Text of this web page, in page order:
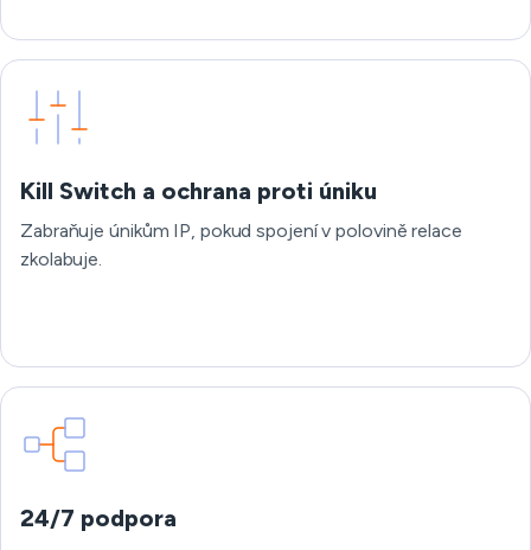
Kill Switch a ochrana proti úniku
Zabraňuje únikům IP, pokud spojení v polovině relace
zkolabuje.
24/7 podpora